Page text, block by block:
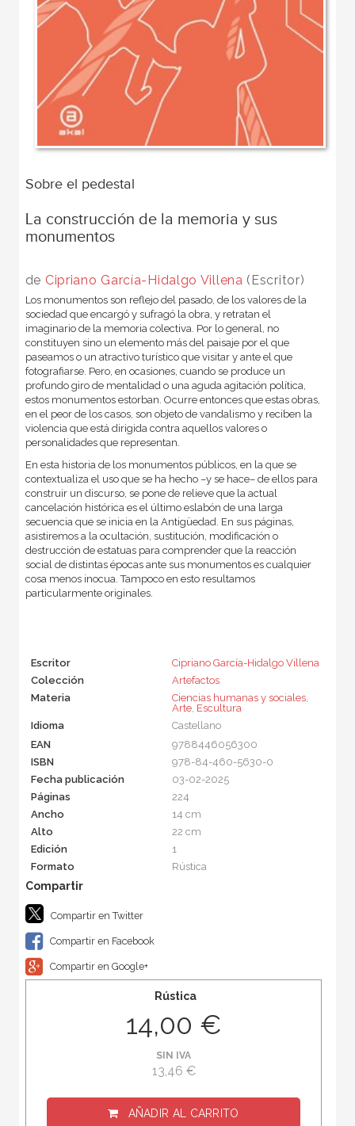
Sobre el pedestal
La construcción de la memoria y sus
monumentos
de Cipriano García-Hidalgo Villena (Escritor)
Los monumentos son reflejo del pasado, de los valores de la
sociedad que encargó y sufragó la obra, y retratan el
imaginario de la memoria colectiva. Por lo general, no
constituyen sino un elemento más del paisaje por el que
paseamos o un atractivo turístico que visitar y ante el que
fotografiarse. Pero, en ocasiones, cuando se produce un
profundo giro de mentalidad o una aguda agitación política,
estos monumentos estorban. Ocurre entonces que estas obras,
en el peor de los casos, son objeto de vandalismo y reciben la
violencia que está dirigida contra aquellos valores o
personalidades que representan.
En esta historia de los monumentos públicos, en la que se
contextualiza el uso que se ha hecho –y se hace– de ellos para
construir un discurso, se pone de relieve que la actual
cancelación histórica es el último eslabón de una larga
secuencia que se inicia en la Antigüedad. En sus páginas,
asistiremos a la ocultación, sustitución, modificación o
destrucción de estatuas para comprender que la reacción
social de distintas épocas ante sus monumentos es cualquier
cosa menos inocua. Tampoco en esto resultamos
particularmente originales.
Escritor
Cipriano García-Hidalgo Villena
Colección
Artefactos
Materia
Ciencias humanas y sociales,
Arte, Escultura
Idioma
Castellano
EAN
9788446056300
ISBN
978-84-460-5630-0
Fecha publicación
03-02-2025
Páginas
224
Ancho
14 cm
Alto
22 cm
Edición
1
Formato
Rústica
Compartir en Twitter
Compartir en Facebook
Compartir en Google+
Rústica
14,00 €
SIN IVA
13,46 €
AÑADIR AL CARRITO